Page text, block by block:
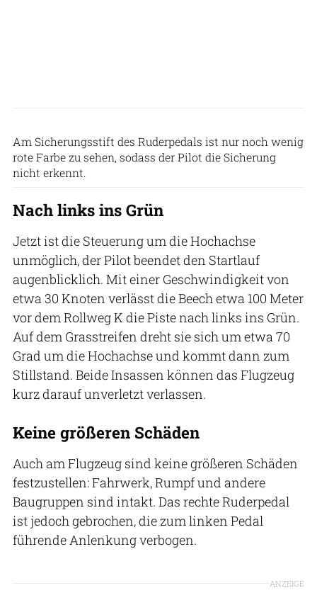
Am Sicherungsstift des Ruderpedals ist nur noch wenig
rote Farbe zu sehen, sodass der Pilot die Sicherung
nicht erkennt.
Nach links ins Grün
Jetzt ist die Steuerung um die Hochachse
unmöglich, der Pilot beendet den Startlauf
augenblicklich. Mit einer Geschwindigkeit von
etwa 30 Knoten verlässt die Beech etwa 100 Meter
vor dem Rollweg K die Piste nach links ins Grün.
Auf dem Grasstreifen dreht sie sich um etwa 70
Grad um die Hochachse und kommt dann zum
Stillstand. Beide Insassen können das Flugzeug
kurz darauf unverletzt verlassen.
Keine größeren Schäden
Auch am Flugzeug sind keine größeren Schäden
festzustellen: Fahrwerk, Rumpf und andere
Baugruppen sind intakt. Das rechte Ruderpedal
ist jedoch gebrochen, die zum linken Pedal
führende Anlenkung verbogen.
ANZEIGE